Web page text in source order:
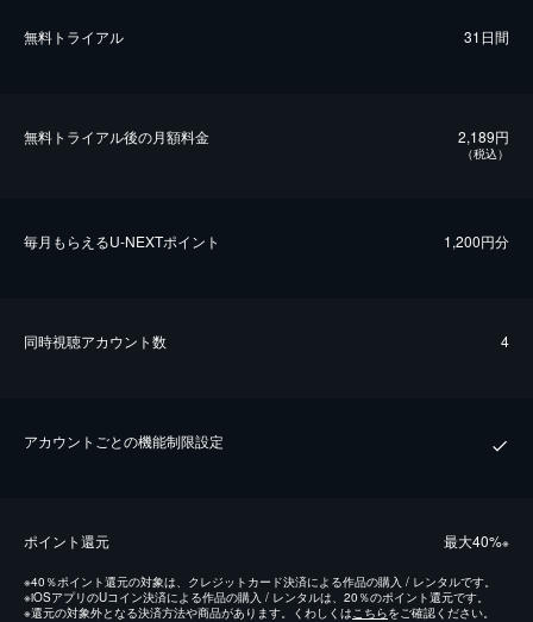
無料トライアル 31日間
無料トライアル後の⽉額料金 2,189円
（税込）
毎⽉もらえるU-NEXTポイント 1,200円分
同時視聴アカウント数 4
アカウントごとの機能制限設定
ポイント還元 最⼤40%※
※40％ポイント還元の対象は、クレジットカード決済による作品の購入 / レンタルです。
※iOSアプリのUコイン決済による作品の購入 / レンタルは、20％のポイント還元です。
※還元の対象外となる決済方法や商品があります。くわしくは こちらをご確認ください。